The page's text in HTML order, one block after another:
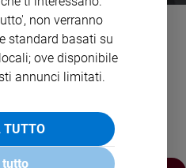
raccontato dal
non verranno
standard basati su
ove disponibile
annunci limitati.
TUTTO
tutto